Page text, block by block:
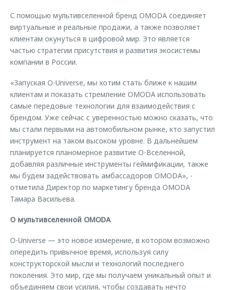
С помощью мультивселенной бренд OMODA соединяет
виртуальные и реальные продажи, а также позволяет
клиентам окунуться в цифровой мир. Это является
частью стратегии присутствия и развития экосистемы
компании в России.
«Запуская O-Universe, мы хотим стать ближе к нашим
клиентам и показать стремление OMODA использовать
самые передовые технологии для взаимодействия с
брендом. Уже сейчас с уверенностью можно сказать, что
мы стали первыми на автомобильном рынке, кто запустил
инструмент на таком высоком уровне. В дальнейшем
планируется планомерное развитие О-Вселенной,
добавляя различные инструменты геймификации, также
мы будем задействовать амбассадоров OMODA», -
отметила Директор по маркетингу бренда OMODA
Тамара Васильева.
О мультивселенной OMODA
O-Universe — это новое измерение, в котором возможно
опередить привычное время, используя силу
конструкторской мысли и технологий последнего
поколения. Это мир, где мы получаем уникальный опыт и
объединяем свои усилия, чтобы создавать нечто